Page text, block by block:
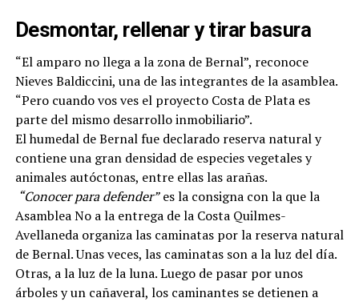
Desmontar, rellenar y tirar basura
“El amparo no llega a la zona de Bernal”, reconoce
Nieves Baldiccini, una de las integrantes de la asamblea.
“Pero cuando vos ves el proyecto Costa de Plata es
parte del mismo desarrollo inmobiliario”.
El humedal de Bernal fue declarado reserva natural y
contiene una gran densidad de especies vegetales y
animales autóctonas, entre ellas las arañas.
“Conocer para defender”es la consigna con la que la
Asamblea No a la entrega de la Costa Quilmes-
Avellaneda organiza las caminatas por la reserva natural
de Bernal. Unas veces, las caminatas son a la luz del día.
Otras, a la luz de la luna. Luego de pasar por unos
árboles y un cañaveral, los caminantes se detienen a